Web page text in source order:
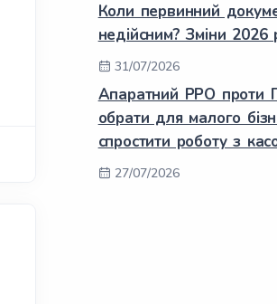
Коли первинний
недійсним? Зміни 2026
31/07/2026
Апаратний РРО проти
обрати для малого
спростити роботу з
27/07/2026